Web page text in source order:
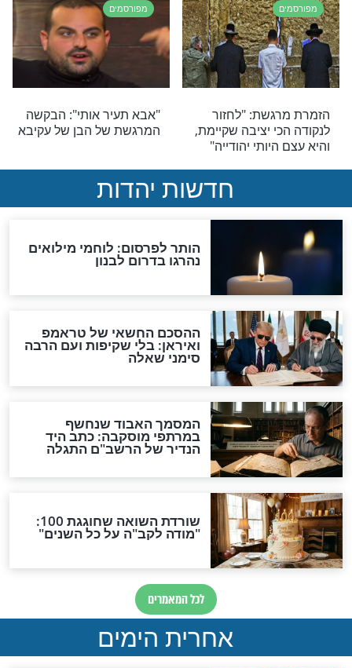
מסכמים שנה
מפורסמים
לאחר ששמעה שיעור של
הרב יגאל כהן, הזמרת
משתפת: "הרגשתי שנפתחו
גדעון התחילה
את הרב לאו
מפורסמים
אשכונה" בלב המונדיאל
משתף: "אני
מפורסמים
זו הסיבה שהשפית התחילה
לאכול כשר